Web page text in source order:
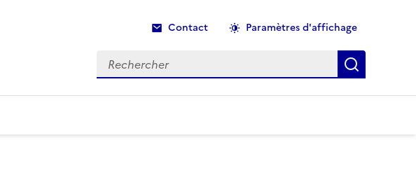
Contact Paramètres d'affichage
Rechercher Recherche